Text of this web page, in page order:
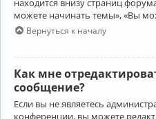
можете начинать темы», «Вы
Вернуться к началу
Как мне
сообщение?
Если вы не являетесь
конференции, вы можете